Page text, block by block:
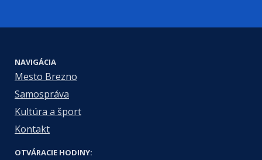
NAVIGÁCIA
Mesto Brezno
Samospráva
Kultúra a šport
Kontakt
OTVÁRACIE HODINY: